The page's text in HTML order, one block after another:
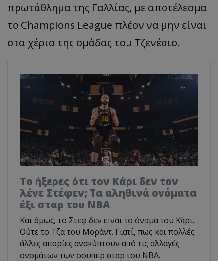
πρωτάθλημα της Γαλλίας, με αποτέλεσμα
το Champions League πλέον να μην είναι
στα χέρια της ομάδας του Τζενέσιο.
Το ήξερες ότι τον Κάρι δεν τον
λένε Στέφεν; Τα αληθινά ονόματα
έξι σταρ του NBA
Και όμως, το Στεφ δεν είναι το όνομα του Κάρι.
Ούτε το Τζα του Μοράντ. Γιατί, πως και πολλές
άλλες απορίες ανακύπτουν από τις αλλαγές
ονομάτων των σούπερ σταρ του NBA.